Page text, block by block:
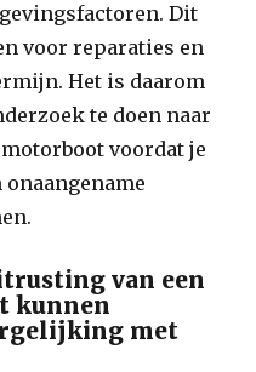
Dit
voor reparaties en
Het is daarom
te doen naar
voordat je
van een
kunnen
met